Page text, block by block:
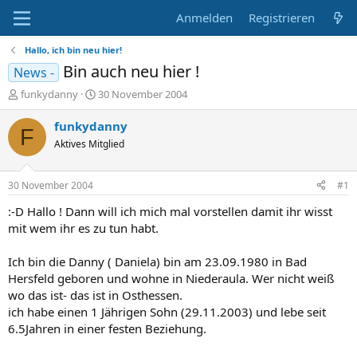
Anmelden Registrieren
Hallo, ich bin neu hier!
News - Bin auch neu hier !
E
r
s
e
r
funkydanny
E
r
s
t
e
t
a
30 November 2004
F funkydanny
Aktives Mitglied
30 November 2004 #1
:-D Hallo ! Dann will ich mich mal vorstellen damit ihr wisst
mit wem ihr es zu tun habt.
Ich bin die Danny ( Daniela) bin am 23.09.1980 in Bad
Hersfeld geboren und wohne in Niederaula. Wer nicht weiß
wo das ist- das ist in Osthessen.
ich habe einen 1 Jährigen Sohn (29.11.2003) und lebe seit
6.5Jahren in einer festen Beziehung.